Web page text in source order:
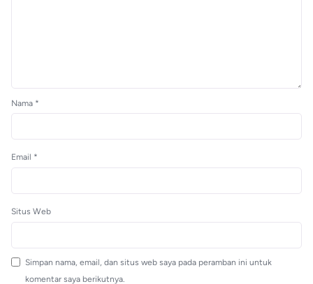
Nama *
Email *
Situs Web
Simpan nama, email, dan situs web saya pada peramban ini untuk
komentar saya berikutnya.